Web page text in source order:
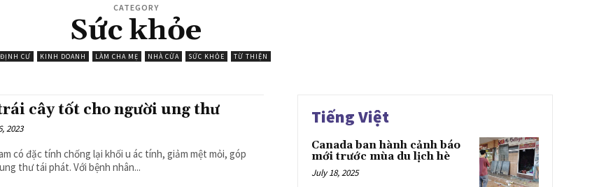
CATEGORY
Sức khỏe
ĐỊNH CƯ KINH DOANH LÀM CHA MẸ NHÀ CỬA SỨC KHỎE TỪ THIỆN
cây tốt cho người ung thư
2023
có đặc tính chống lại khối u ác tính, giảm mệt mỏi, góp
phần ngăn ung thư tái phát. Với bệnh nhân...
Tiếng Việt
Canada ban hành cảnh báo
mới trước mùa du lịch hè
July 18, 2025